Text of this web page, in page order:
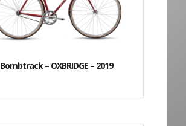
Bombtrack – OXBRIDGE – 2019